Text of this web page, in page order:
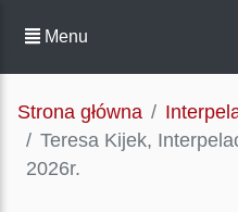
Menu
Strona główna
Teresa Kijek,
2026r.